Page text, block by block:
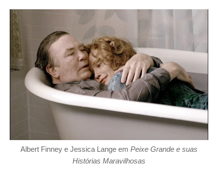
Albert Finney e Jessica Lange em Peixe Grande e suas
Histórias Maravilhosas